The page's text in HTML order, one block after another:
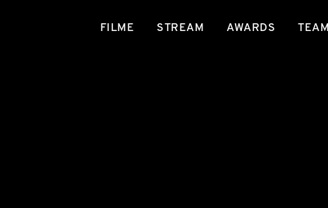
FILME STREAM AWARDS TEAM